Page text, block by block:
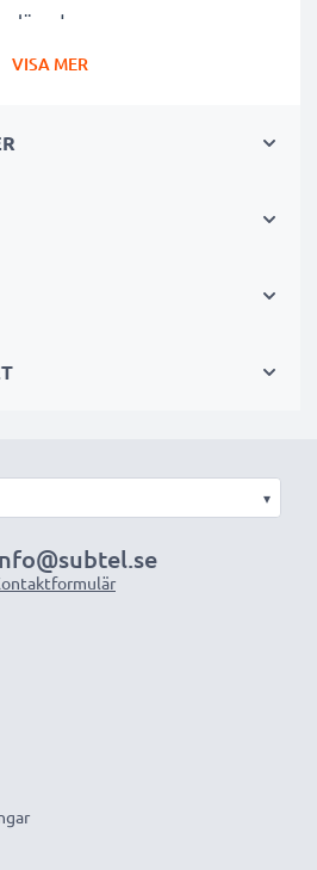
– CE- och RoHS-godkänd med
Perfekt storlek för kameraväskan
och livslängd, ladda
användning.
med denna smarta,
från CELLONIC.
leverans och 3 års garanti!
VISA MER
▾